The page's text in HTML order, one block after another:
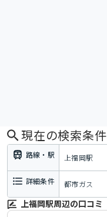
現在の検索条件
路線・駅 上福岡駅
詳細条件 都市ガス
上福岡駅周辺の口コミ